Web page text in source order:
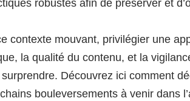
robustes afin de préserver et
contexte mouvant, privilégier une
la qualité du contenu, et la
surprendre. Découvrez ici comment
bouleversements à venir dans